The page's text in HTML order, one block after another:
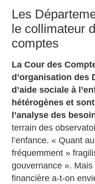
Les
le collimateur
comptes
La Cour des
d’organisation des
d’aide sociale à
hétérogènes et
l’analyse des
terrain des
l’enfance. « Quant
fréquemment »
gouvernance ».
financière a-t-on